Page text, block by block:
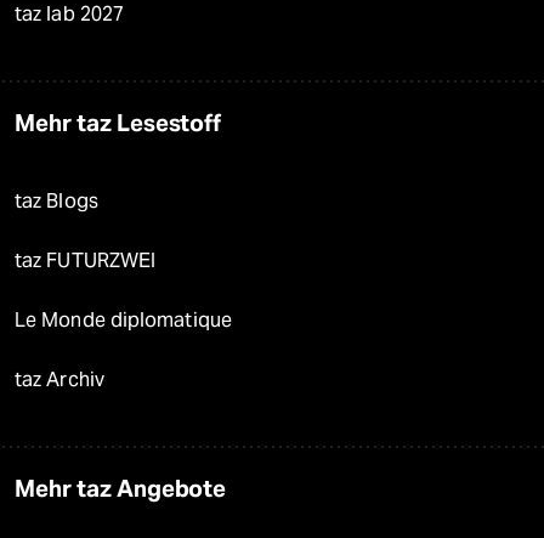
taz lab 2027
Mehr taz Lesestoff
taz Blogs
taz FUTURZWEI
Le Monde diplomatique
taz Archiv
Mehr taz Angebote